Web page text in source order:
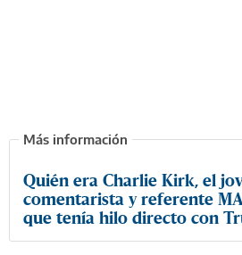
Quién era Charlie Kirk, el
comentarista y referente
que tenía hilo directo con